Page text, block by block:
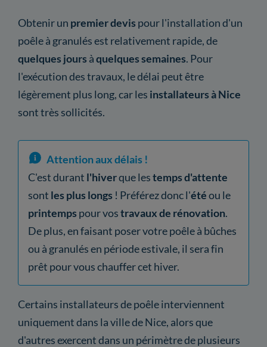
Obtenir un premier devis pour l'installation d'un
poêle à granulés est relativement rapide, de
quelques jours àquelques semaines. Pour
l'exécution des travaux, le délai peut être
légèrement plus long, car les installateurs à Nice
sont très sollicités.
Attention aux délais !
C'est durant l'hiverque lestemps d'attente
sont les plus longs ! Préférez donc l'étéou le
printemps pour vostravaux de rénovation.
De plus, en faisant poser votre poêle à bûches
ou à granulés en période estivale, il sera fin
prêt pour vous chauffer cet hiver.
Certains installateurs de poêle interviennent
uniquement dans la ville de Nice, alors que
d'autres exercent dans un périmètre de plusieurs